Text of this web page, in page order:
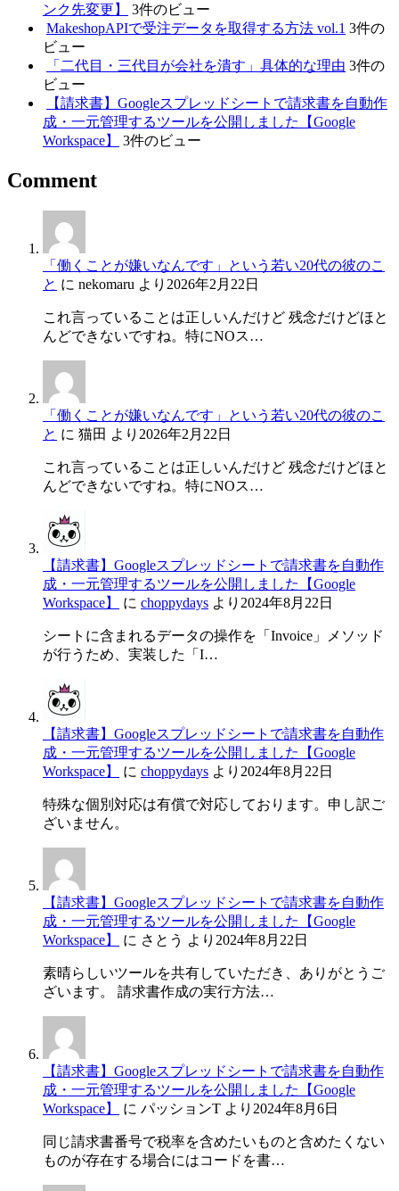
ンク先変更】
3件のビュー
MakeshopAPIで受注データを取得する方法 vol.1 3件の
ビュー
「二代目・三代目が会社を潰す」具体的な理由 3件の
ビュー
【請求書】Googleスプレッドシートで請求書を自動作
成・一元管理するツールを公開しました【Google
Workspace】
3件のビュー
Comment
「働くことが嫌いなんです」という若い20代の彼のこ
と に nekomaru より 2026年2月22日
これ言っていることは正しいんだけど 残念だけどほと
んどできないですね。特にNOス…
「働くことが嫌いなんです」という若い20代の彼のこ
と に 猫田 より 2026年2月22日
これ言っていることは正しいんだけど 残念だけどほと
んどできないですね。特にNOス…
【請求書】Googleスプレッドシートで請求書を自動作
成・一元管理するツールを公開しました【Google
Workspace】
に choppydays より 2024年8月22日
シートに含まれるデータの操作を「Invoice」メソッド
が行うため、実装した「I…
【請求書】Googleスプレッドシートで請求書を自動作
成・一元管理するツールを公開しました【Google
Workspace】
に choppydays より 2024年8月22日
特殊な個別対応は有償で対応しております。申し訳ご
ざいません。
【請求書】Googleスプレッドシートで請求書を自動作
成・一元管理するツールを公開しました【Google
Workspace】
に さとう より 2024年8月22日
素晴らしいツールを共有していただき、ありがとうご
ざいます。 請求書作成の実行方法…
【請求書】Googleスプレッドシートで請求書を自動作
成・一元管理するツールを公開しました【Google
Workspace】
に パッションT より 2024年8月6日
同じ請求書番号で税率を含めたいものと含めたくない
ものが存在する場合にはコードを書…